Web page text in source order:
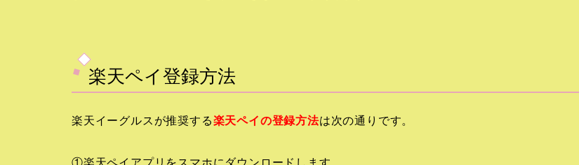
楽天ペイ登録方法
楽天イーグルスが推奨する楽天ペイの登録方法は次の通りです。
①楽天ペイアプリをスマホにダウンロードします。